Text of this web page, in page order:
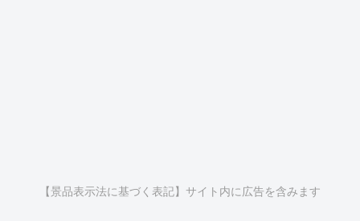
【景品表示法に基づく表記】サイト内に広告を含みます